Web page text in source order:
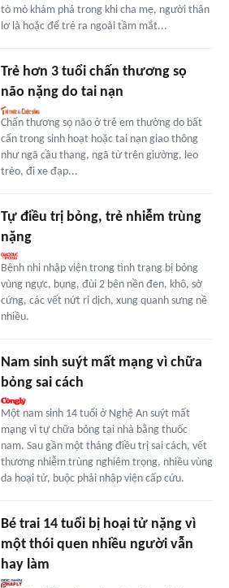
tò mò khám phá trong khi cha mẹ, người thân
lơ là hoặc để trẻ ra ngoài tầm mắt...
Trẻ hơn 3 tuổi chấn thương sọ
não nặng do tai nạn
Chấn thương sọ não ở trẻ em thường do bất
cẩn trong sinh hoạt hoặc tai nạn giao thông
như ngã cầu thang, ngã từ trên giường, leo
trèo, đi xe đạp...
Tự điều trị bỏng, trẻ nhiễm trùng
nặng
Bệnh nhi nhập viện trong tình trạng bị bỏng
vùng ngực, bụng, đùi 2 bên nền đen, khô, sờ
cứng, các vết nứt rỉ dịch, xung quanh sưng nề
nhiều.
Nam sinh suýt mất mạng vì chữa
bỏng sai cách
Một nam sinh 14 tuổi ở Nghệ An suýt mất
mạng vì tự chữa bỏng tại nhà bằng thuốc
nam. Sau gần một tháng điều trị sai cách, vết
thương nhiễm trùng nghiêm trọng, nhiều vùng
da hoại tử, buộc phải nhập viện cấp cứu.
Bé trai 14 tuổi bị hoại tử nặng vì
một thói quen nhiều người vẫn
hay làm